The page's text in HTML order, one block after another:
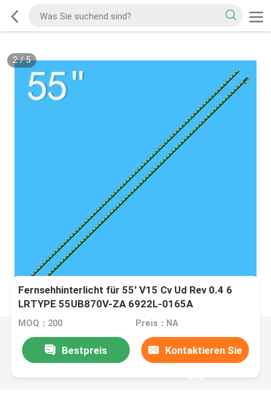
2/5
Fernsehhinterlicht für 55' V15 Cv Ud Rev 0.4 6
LRTYPE 55UB870V-ZA 6922L-0165A
6916l2121A 6916L-2122A LC550VQF fh F1
MOQ：200 Preis：NA
Bestpreis Kontaktieren Sie
uns